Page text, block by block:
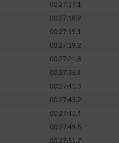
00:27:17.1
00:27:18.9
00:27:19.1
00:27:19.2
00:27:21.8
00:27:35.4
00:27:41.3
00:27:43.2
00:27:45.4
00:27:49.5
00:27:51.7